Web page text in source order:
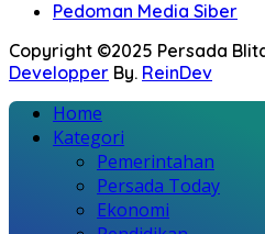
Pedoman Media Siber
Copyright ©2025 Persada
Developper By. ReinDev
Home
Kategori
Pemerintahan
Persada Today
Ekonomi